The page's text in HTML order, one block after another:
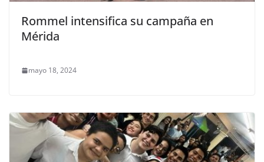
Rommel intensifica su campaña en
Mérida
mayo 18, 2024